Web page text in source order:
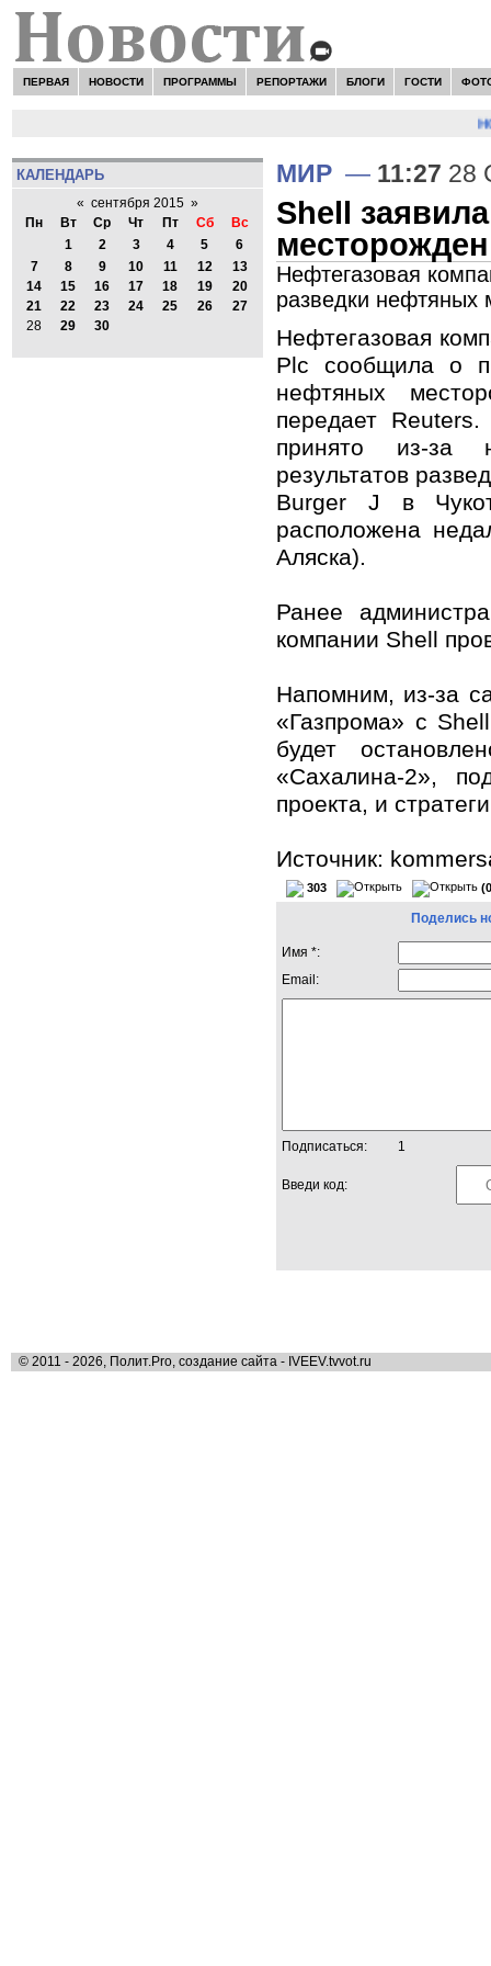
ПЕРВАЯ НОВОСТИ ПРОГРАММЫ РЕПОРТАЖИ БЛОГИ ГОСТИ
КАЛЕНДАРЬ
« сентября 2015 »
Пн
Вт Ср Чт Пт Сб
Вс
1
2 3 4 5
6
7
8 9 10 11 12
13
14
15 16 17 18 19
20
21
22 23 24 25 26
27
28
29 30
МИР — 11:27 28
Shell
Нефтегазовая
разведки нефтяных
Нефтегазовая
Plc сообщила о
нефтяных
передает
принято из-за
результатов
Burger J в
расположена
Аляска).
Ранее
компании Shell
Напомним, из-за
«Газпрома» с
будет
«Сахалина-2»,
проекта, и
Источник:
303
Поделись
Имя *:
Email:
Подписаться: 1
Введи код:
© 2011 - 2026, Полит.Pro, создание сайта - IVEEV.tvvot.ru